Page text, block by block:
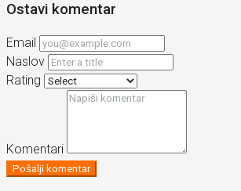
Ostavi komentar
Email
Naslov
Rating
Komentari
Pošalji komentar